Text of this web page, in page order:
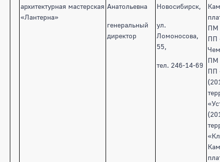
архитектурная мастерская
«Лантерна»
Анатольевна
генеральный
директор
Новосибирск,
ул.
Ломоносова,
55,
тел. 246-14-69
ПМ
ПП
ПМ
ПП